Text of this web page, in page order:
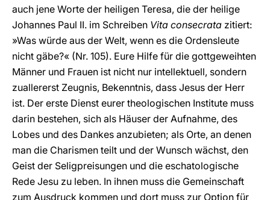
auch jene Worte der heiligen Teresa, die der heilige
Johannes Paul II. im Schreiben Vita consecrata zitiert:
»Was würde aus der Welt, wenn es die Ordensleute
nicht gäbe?« (Nr. 105). Eure Hilfe für die gottgeweihten
Männer und Frauen ist nicht nur intellektuell, sondern
zuallererst Zeugnis, Bekenntnis, dass Jesus der Herr
ist. Der erste Dienst eurer theologischen Institute muss
darin bestehen, sich als Häuser der Aufnahme, des
Lobes und des Dankes anzubieten; als Orte, an denen
man die Charismen teilt und der Wunsch wächst, den
Geist der Seligpreisungen und die eschatologische
Rede Jesu zu leben. In ihnen muss die Gemeinschaft
zum Ausdruck kommen und dort muss zur Option für